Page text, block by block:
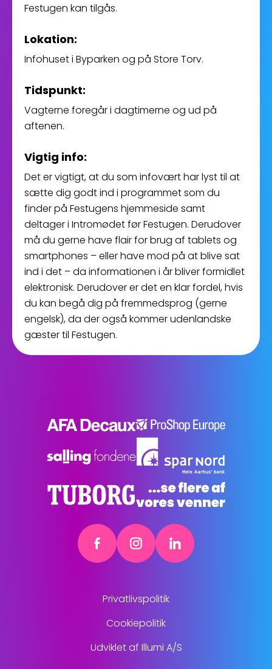
Festugen kan tilgås.
Lokation:
Infohuset i Byparken og på Store Torv.
Tidspunkt:
Vagterne foregår i dagtimerne og ud på
aftenen.
Vigtig info:
Det er vigtigt, at du som infovært har lyst til at
sætte dig godt ind i programmet som du
finder på Festugens hjemmeside samt
deltager i Intromødet før Festugen. Derudover
må du gerne have flair for brug af tablets og
smartphones – eller have mod på at blive sat
ind i det – da informationen i år bliver formidlet
elektronisk. Derudover er det en klar fordel, hvis
du kan begå dig på fremmedsprog (gerne
engelsk), da der også kommer udenlandske
gæster til Festugen.
Privatlivspolitik
Cookiepolitik
Udviklet af Illumi A/S